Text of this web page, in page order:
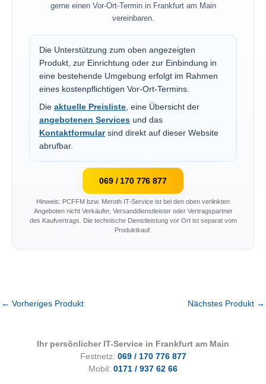
gerne einen Vor-Ort-Termin in Frankfurt am Main
vereinbaren.
Die Unterstützung zum oben angezeigten
Produkt, zur Einrichtung oder zur Einbindung in
eine bestehende Umgebung erfolgt im Rahmen
eines kostenpflichtigen Vor-Ort-Termins.
Die aktuelle Preisliste , eine Übersicht der
angebotenen Services und das
Kontaktformularsind direkt auf dieser Website
abrufbar.
069 / 170 776 877
Hinweis: PCFFM bzw. Meroth IT-Service ist bei den oben verlinkten
Angeboten nicht Verkäufer, Versanddienstleister oder Vertragspartner
des Kaufvertrags. Die technische Dienstleistung vor Ort ist separat vom
Produktkauf.
← Vorheriges Produkt Nächstes Produkt →
Ihr persönlicher IT-Service in Frankfurt am Main
Festnetz: 069 / 170 776 877
Mobil: 0171 / 937 62 66